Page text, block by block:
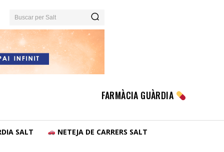
Buscar per Salt
FARMÀCIA GUÀRDIA
SALT NETEJA DE CARRERS SALT